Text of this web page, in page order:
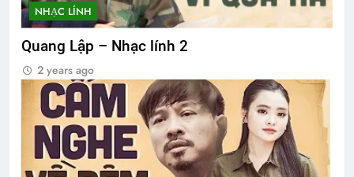
NHẠC LÍNH
Quang Lập – Nhạc lính 2
2 years ago